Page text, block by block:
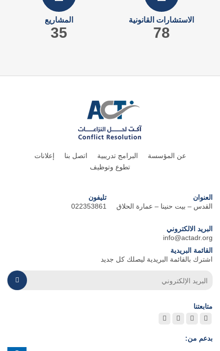
الاستشارات القانونية
78
المشاريع
35
عن المؤسسة البرامج تدريبية اتصل بنا
إعلانات
تطوع وتوظيف
العنوان
القدس – بيت حنينا – عمارة الحلاق
تليفون
022353861
البريد الالكتروني
info@actadr.org
القائمة البريدية
اشترك بالقائمة البريدية ليصلك كل جديد
متابعتنا
بدعم من: